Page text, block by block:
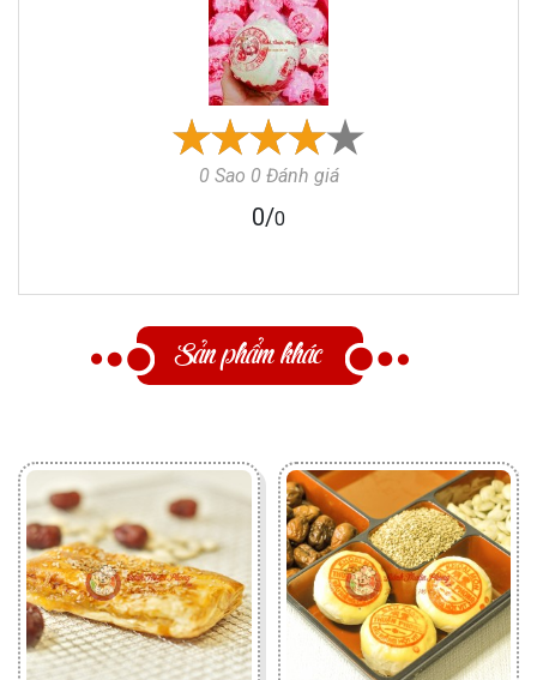
0 Sao 0 Đánh giá
0/0
Sản phẩm khác